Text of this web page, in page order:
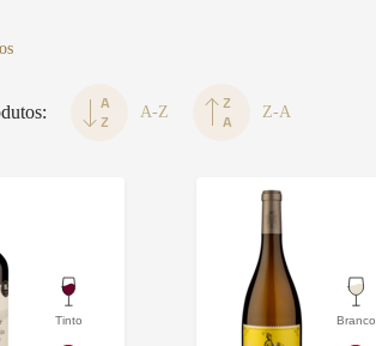
A-Z Z-A
Tinto Branco